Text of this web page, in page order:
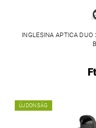
INGLESINA APTICA DUO
ÚJDONSÁG